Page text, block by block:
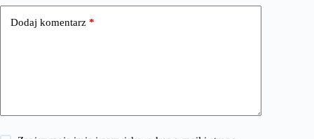
Dodaj komentarz *